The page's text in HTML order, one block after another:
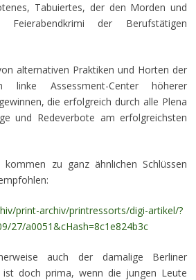
Tabuiertes, der den Morden und
Feierabendkrimi der Berufstätigen
alternativen Praktiken und Horten der
linke Assessment-Center höherer
die erfolgreich durch alle Plena
und Redeverbote am erfolgreichsten
kommen zu ganz ähnlichen Schlüssen
print-archiv/printressorts/digi-artikel/?
27/a0051&cHash=8c1e824b3c
auch der damalige Berliner
ist doch prima, wenn die jungen Leute